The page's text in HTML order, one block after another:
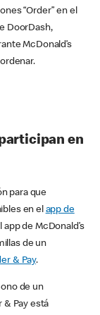
“Order” en el
DoorDash,
McDonald’s
en
para que
en el app de
de McDonald’s
de un
& Pay.
de un
& Pay está